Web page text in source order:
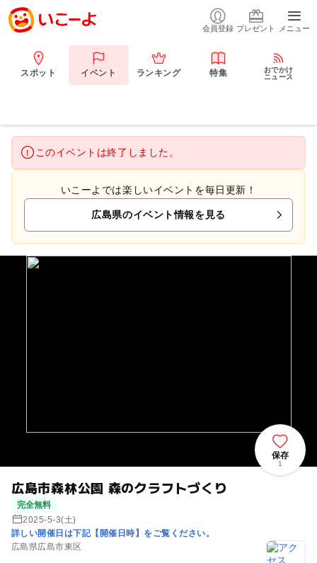
会員登録 プレゼント メニュー
スポット イベント ランキング 特集
おでかけ
ニュース
このイベントは終了しました。
いこーよでは楽しいイベントを毎日更新！
広島県のイベント情報を見る
広島市森林公園 森のクラフトづくり
完全無料
2025-5-3(土)
詳しい開催日は下記【開催日時】をご覧ください。
広島県広島市東区
保存
1